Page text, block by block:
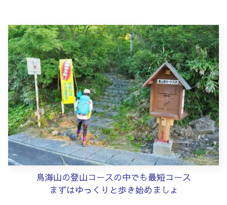
鳥海山の登山コースの中でも最短コース
まずはゆっくりと歩き始めましょ